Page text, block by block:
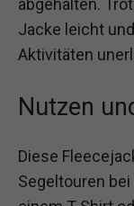
abgehalten.
Jacke leicht
Aktivitäten
Nutzen
Diese
Segeltouren